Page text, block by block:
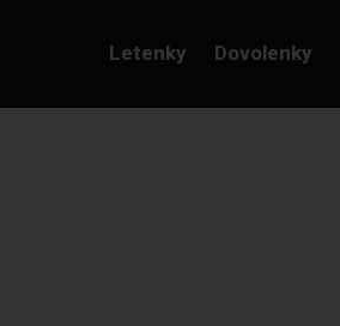
Letenky Dovolenky